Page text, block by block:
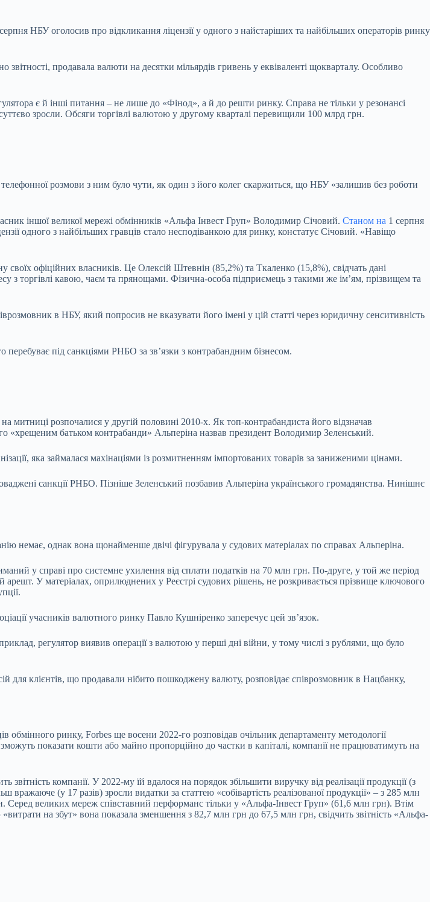
НБУ оголосив про відкликання ліцензії у одного з найстаріших та найбільших операторів ринку
продавала валюти на десятки мільярдів гривень у еквіваленті щокварталу. Особливо
є й інші питання – не лише до «Фінод», а й до решти ринку. Справа не тільки у резонансі
зросли. Обсяги торгівлі валютою у другому кварталі перевищили 100 млрд грн.
розмови з ним було чути, як один з його колег скаржиться, що НБУ «залишив без роботи
іншої великої мережі обмінників «Альфа Інвест Груп» Володимир Січовий. Станом на 1 серпня
одного з найбільших гравців стало несподіванкою для ринку, констатує Січовий. «Навіщо
офіційних власників. Це Олексій Штевнін (85,2%) та Ткаленко (15,8%), свідчать дані
з торгівлі кавою, чаєм та прянощами. Фізична-особа підприємець з такими же імʼям, прізвищем та
в НБУ, який попросив не вказувати його імені у цій статті через юридичну сенситивність
під санкціями РНБО за звʼязки з контрабандним бізнесом.
митниці розпочалися у другій половині 2010-х. Як топ-контрабандиста його відзначав
батьком контрабанди» Альперіна назвав президент Володимир Зеленський.
яка займалася махінаціями із розмитненням імпортованих товарів за заниженими цінами.
санкції РНБО. Пізніше Зеленський позбавив Альперіна українського громадянства. Нинішнє
немає, однак вона щонайменше двічі фігурувала у судових матеріалах по справах Альперіна.
у справі про системне ухилення від сплати податків на 70 млн грн. По-друге, у той же період
арешт. У матеріалах, оприлюднених у Реєстрі судових рішень, не розкривається прізвище ключового
учасників валютного ринку Павло Кушніренко заперечує цей звʼязок.
регулятор виявив операції з валютою у перші дні війни, у тому числі з рублями, що було
для клієнтів, що продавали нібито пошкоджену валюту, розповідає співрозмовник в Нацбанку,
ринку, Forbes ще восени 2022-го розповідав очільник департаменту методології
показати кошти або майно пропорційно до частки в капіталі, компанії не працюватимуть на
компанії. У 2022-му їй вдалося на порядок збільшити виручку від реалізації продукції (з
(у 17 разів) зросли видатки за статтею «собівартість реалізованої продукції» – з 285 млн
великих мереж співставний перформанс тільки у «Альфа-Інвест Груп» (61,6 млн грн). Втім
на збут» вона показала зменшення з 82,7 млн грн до 67,5 млн грн, свідчить звітність «Альфа-